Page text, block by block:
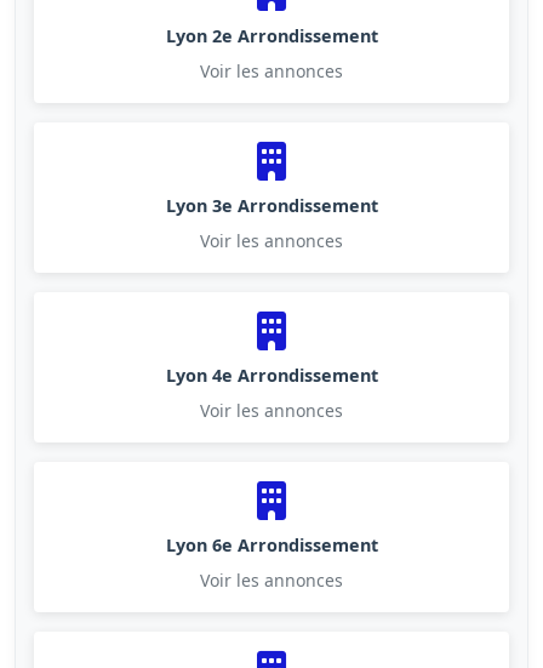
Lyon 2e Arrondissement
Voir les annonces
Lyon 3e Arrondissement
Voir les annonces
Lyon 4e Arrondissement
Voir les annonces
Lyon 6e Arrondissement
Voir les annonces